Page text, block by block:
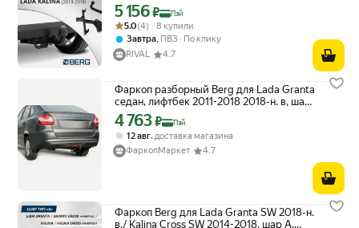
Цена с картой Яндекс Пэй 5156 ₽ вместо
5 156₽ Пэй
Рейтинг товара: 5.0 из 5
Оценок: (4) · 8 купили
5.0(4) · 8 купили
Завтра ПВЗ
По клику
RIVAL
4.7
Фаркоп разборный Berg для Lada Granta
седан, лифтбек 2011-2018 2018-н. в, шар
A, 1100/75 кг, F.6013.007
Цена с картой Яндекс Пэй 4763 ₽ вместо
4 763₽ Пэй
12 авг, доставка магазина
ФаркопМаркет
4.7
Фаркоп Berg для Lada Granta SW 2018-н.
в./ Kalina Cross SW 2014-2018, шар A,